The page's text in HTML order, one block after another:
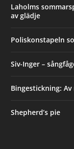
Laholms
av glädje
Poliskonstapeln
Siv-Inger –
Bingestickning:
Shepherd’s pie